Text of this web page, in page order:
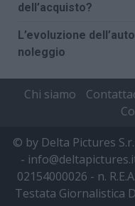
dell’acquisto?
L’evoluzione
noleggio
Chi siamo
© by Delta Pictures
- info@deltapictures.it
02154000026 - n.
Testata Giornalistica